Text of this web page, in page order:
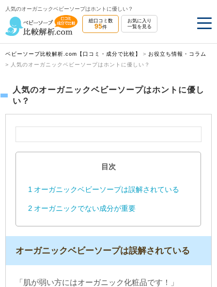
人気のオーガニックベビーソープはホントに優しい？
総口コミ数
95件
お気に入り
一覧を見る
ベビーソープ比較解析.com【口コミ・成分で比較】 > お役立ち情報・コラム
>
人気のオーガニックベビーソープはホントに優しい？
人気のオーガニックベビーソープはホントに優し
い？
目次
1 オーガニックベビーソープは誤解されている
2 オーガニックでない成分が重要
オーガニックベビーソープは誤解されている
「肌が弱い方にはオーガニック化粧品です！」